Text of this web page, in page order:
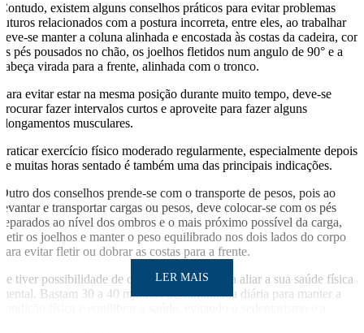
Contudo, existem alguns conselhos práticos para evitar problemas
futuros relacionados com a postura incorreta, entre eles, ao trabalhar
deve-se manter a coluna alinhada e encostada às costas da cadeira, com
os pés pousados no chão, os joelhos fletidos num angulo de 90° e a
cabeça virada para a frente, alinhada com o tronco.
Para evitar estar na mesma posição durante muito tempo, deve-se
procurar fazer intervalos curtos e aproveite para fazer alguns
alongamentos musculares.
Praticar exercício físico moderado regularmente, especialmente depois
de muitas horas sentado é também uma das principais indicações.
Outro dos conselhos prende-se com o transporte de pesos, pois ao
levantar e transportar cargas ou pesos, deve colocar-se com os pés
separados ao nível dos ombros e o mais próximo possível da carga,
fletir os joelhos e manter o peso equilibrado nos dois lados do corpo
para evitar fletir ou dobrar as costas para a frente.
Se tiver possibilidade de caminhar, faça-o para aliar a sua saúde física à
mental. Bastam 30 a 40 minutos de caminhada diária para manter a
LER MAIS